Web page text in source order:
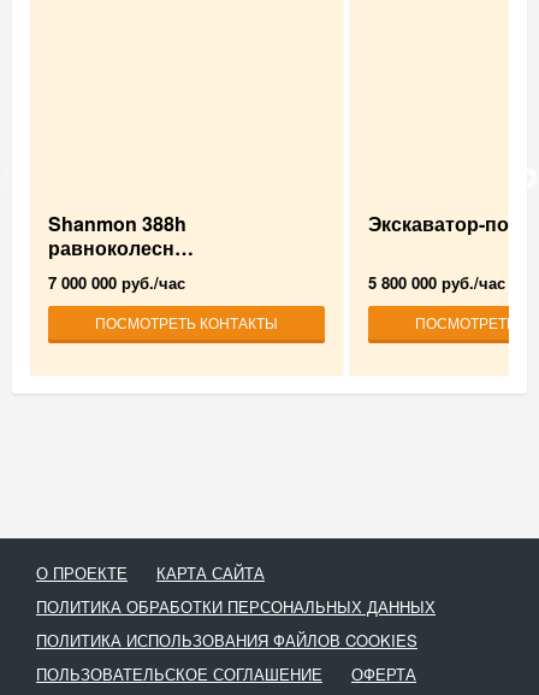
Shanmon 388h
равноколесн…
7 000 000 руб./час
ПОСМОТРЕТЬ КОНТАКТЫ
Экскаватор-
5 800 000 руб./час
ПОСМОТРЕТЬ
О ПРОЕКТЕ
КАРТА САЙТА
ПОЛИТИКА ОБРАБОТКИ ПЕРСОНАЛЬНЫХ ДАННЫХ
ПОЛИТИКА ИСПОЛЬЗОВАНИЯ ФАЙЛОВ COOKIES
ПОЛЬЗОВАТЕЛЬСКОЕ СОГЛАШЕНИЕ
ОФЕРТА